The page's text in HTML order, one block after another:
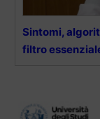
Sintomi,
filtro essenziale